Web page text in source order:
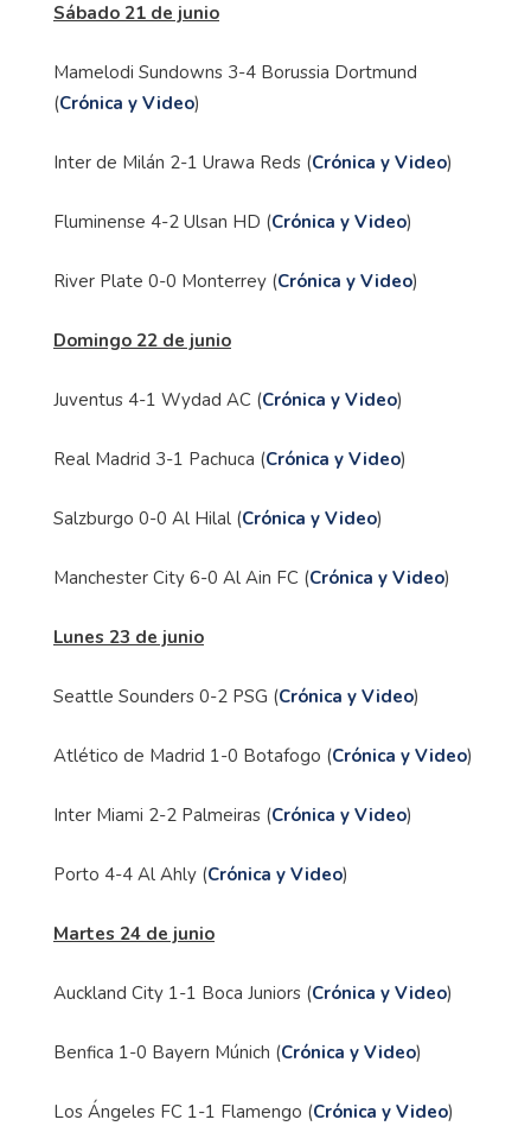
Sábado 21 de junio
Mamelodi Sundowns 3-4 Borussia Dortmund
(Crónica y Video)
Inter de Milán 2-1 Urawa Reds (Crónica y Video)
Fluminense 4-2 Ulsan HD (Crónica y Video)
River Plate 0-0 Monterrey (Crónica y Video)
Domingo 22 de junio
Juventus 4-1 Wydad AC (Crónica y Video)
Real Madrid 3-1 Pachuca (Crónica y Video)
Salzburgo 0-0 Al Hilal (Crónica y Video)
Manchester City 6-0 Al Ain FC (Crónica y Video)
Lunes 23 de junio
Seattle Sounders 0-2 PSG (Crónica y Video)
Atlético de Madrid 1-0 Botafogo (Crónica y Video)
Inter Miami 2-2 Palmeiras (Crónica y Video)
Porto 4-4 Al Ahly (Crónica y Video)
Martes 24 de junio
Auckland City 1-1 Boca Juniors (Crónica y Video)
Benfica 1-0 Bayern Múnich (Crónica y Video)
Los Ángeles FC 1-1 Flamengo (Crónica y Video)